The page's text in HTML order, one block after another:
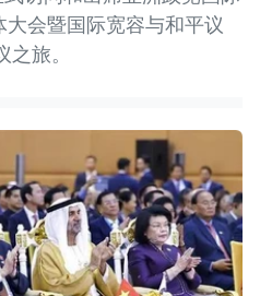
大会暨国际宽容与和平议
之旅。